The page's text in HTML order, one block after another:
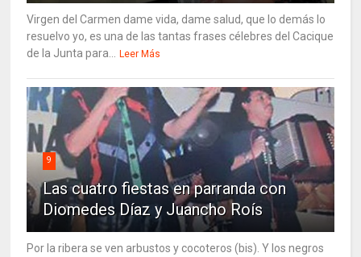
Virgen del Carmen dame vida, dame salud, que lo demás lo
resuelvo yo, es una de las tantas frases célebres del Cacique
de la Junta para...
Leer Más
9
Las cuatro fiestas en parranda con
Diomedes Díaz y Juancho Roís
Por la ribera se ven arbustos y cocoteros (bis). Y los negros